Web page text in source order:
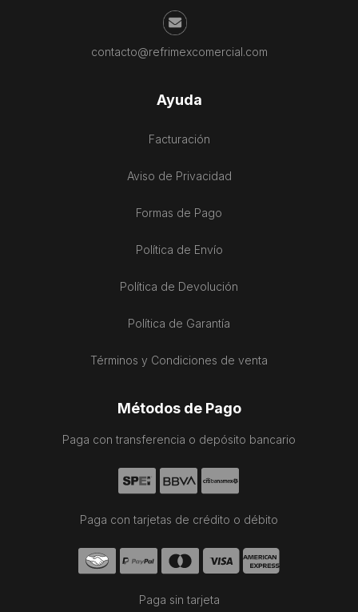
contacto@refrimexcomercial.com
Ayuda
Facturación
Aviso de Privacidad
Formas de Pago
Política de Envío
Política de Devolución
Política de Garantía
Términos y Condiciones de venta
Métodos de Pago
Paga con transferencia o depósito bancario
Paga con tarjetas de crédito o débito
Paga sin tarjeta